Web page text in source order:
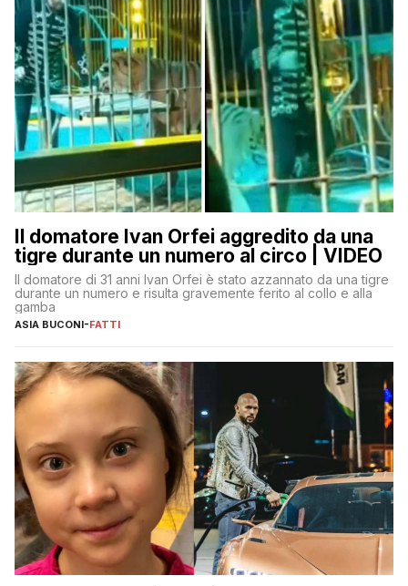
Il domatore Ivan Orfei aggredito da una
tigre durante un numero al circo | VIDEO
Il domatore di 31 anni Ivan Orfei è stato azzannato da una tigre
durante un numero e risulta gravemente ferito al collo e alla
gamba
ASIA BUCONI-FATTI